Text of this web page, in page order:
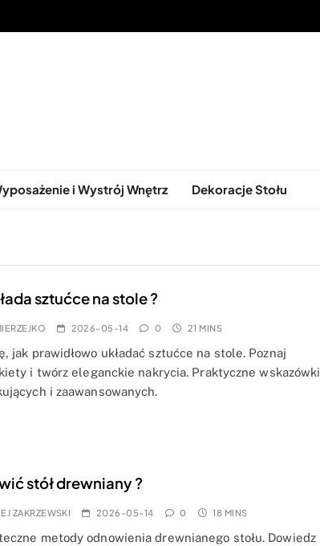
i Wystrój Wnętrz Dekoracje Stołu
sztućce na stole ?
2026-05-14 0 21 MINS
jak prawidłowo układać sztućce na stole. Poznaj
i twórz eleganckie nakrycia. Praktyczne wskazówki
i zaawansowanych.
stół drewniany ?
ZAKRZEWSKI 2026-05-14 0 18 MINS
metody odnowienia drewnianego stołu. Dowiedz